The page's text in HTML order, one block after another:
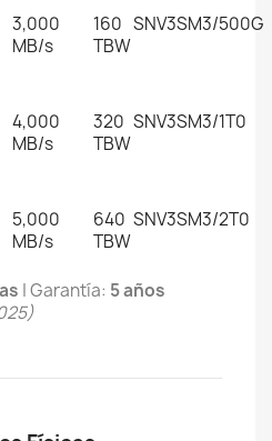
3,000
MB/s
160
TBW
SNV3SM3/500G
4,000
MB/s
320
TBW
SNV3SM3/1T0
5,000
MB/s
640
TBW
SNV3SM3/2T0
| Garantía: 5 años